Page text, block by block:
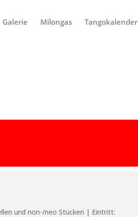
Galerie Milongas Tangokalender
und non-/neo Stücken | Eintritt: